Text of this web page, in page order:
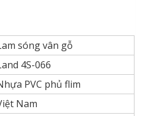
sóng vân gỗ
4S-066
PVC phủ flim
Nam